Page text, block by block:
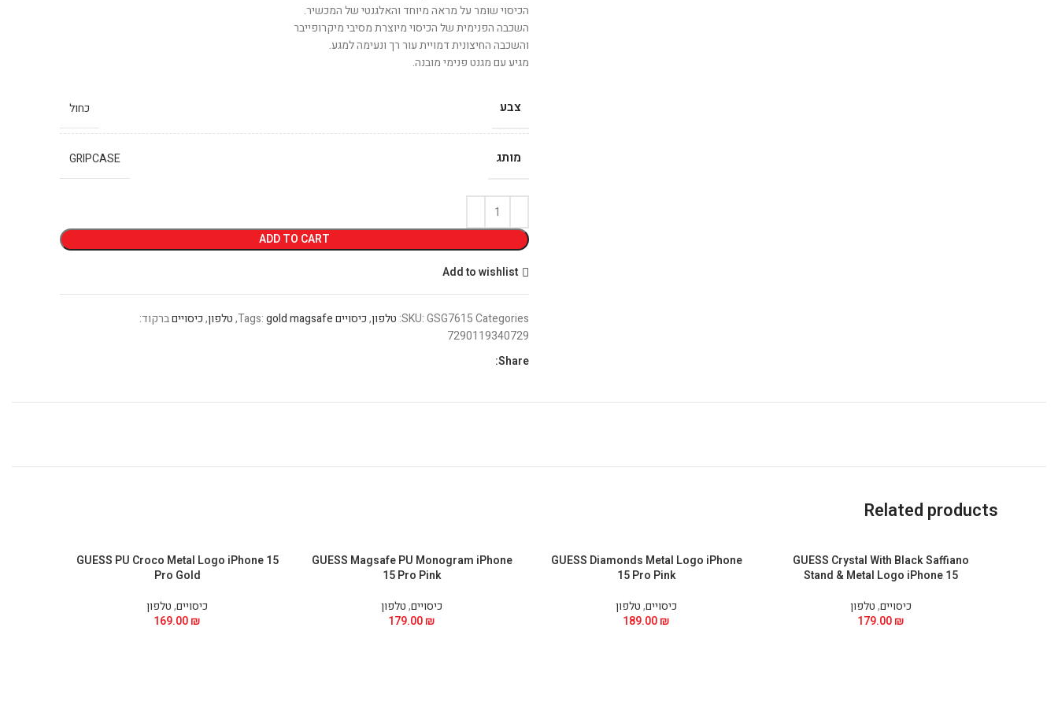
הכיסוי שומר על מראה מיוחד והאלגנטי של המכשיר.
השכבה הפנימית של הכיסוי מיוצרת מסיבי מיקרופייבר
והשכבה החיצונית דמויית עור רך ונעימה למגע.
מגיע עם מגנט פנימי מובנה.
צבע כחול
מותג GRIPCASE
ADD TO CART
Add to wishlist
SKU:GSG7615Categories: טלפון,כיסויים Tags:gold magsafe
,טלפון,כיסוייםברקוד:
7290119340729
Share:
Related products
GUESS Crystal With Black Saffiano
Stand & Metal Logo iPhone 15
כיסויים,טלפון
179.00₪
GUESS Diamonds Metal Logo iPhone
15 Pro Pink
כיסויים,טלפון
189.00₪
GUESS Magsafe PU Monogram iPhone
15 Pro Pink
כיסויים,טלפון
179.00₪
GUESS PU Croco Metal Logo iPhone 15
Pro Gold
כיסויים,טלפון
169.00₪